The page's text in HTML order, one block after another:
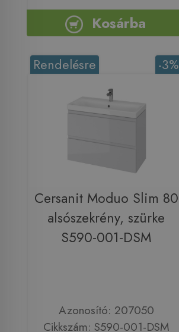
Kosárba
-3%
Rendelésre
Cersanit Moduo Slim 80
alsószekrény, szürke
S590-001-DSM
Azonosító: 207050
Cikkszám: S590-001-DSM